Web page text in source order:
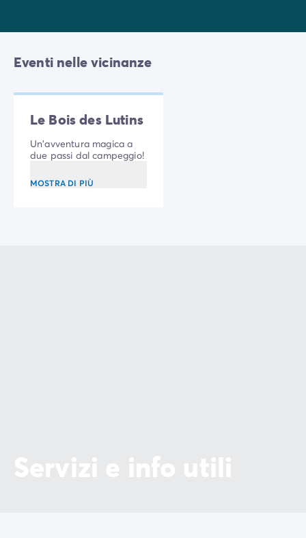
Eventi nelle vicinanze
Le Bois des Lutins
Un'avventura magica a
due passi dal campeggio!
MOSTRA DI PIÙ